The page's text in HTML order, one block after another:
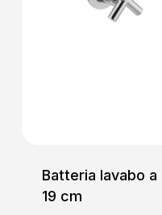
Batteria lavabo
19 cm